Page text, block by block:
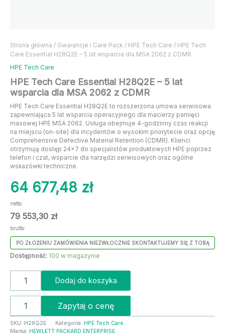
Strona główna / Gwarancje i Care Pack / HPE Tech Care / HPE Tech
Care Essential H28Q2E – 5 lat wsparcia dla MSA 2062 z CDMR
HPE Tech Care
HPE Tech Care Essential H28Q2E – 5 lat
wsparcia dla MSA 2062 z CDMR
HPE Tech Care Essential H28Q2E to rozszerzona umowa serwisowa
zapewniająca 5 lat wsparcia operacyjnego dla macierzy pamięci
masowej HPE MSA 2062. Usługa obejmuje 4-godzinny czas reakcji
na miejscu (on-site) dla incydentów o wysokim priorytecie oraz opcję
Comprehensive Defective Material Retention (CDMR). Klienci
otrzymują dostęp 24×7 do specjalistów produktowych HPE poprzez
telefon i czat, wsparcie dla narzędzi serwisowych oraz ogólne
wskazówki techniczne.
64 677,48 zł
netto
79 553,30 zł
brutto
PO ZŁOŻENIU ZAMÓWIENIA NIEZWŁOCZNIE SKONTAKTUJEMY SIĘ Z TOBĄ
Dostępność: 100 w magazynie
Dodaj do koszyka
Zapytaj o cenę
SKU: H28Q2E Kategoria: HPE Tech Care
Marka: HEWLETT PACKARD ENTERPRISE